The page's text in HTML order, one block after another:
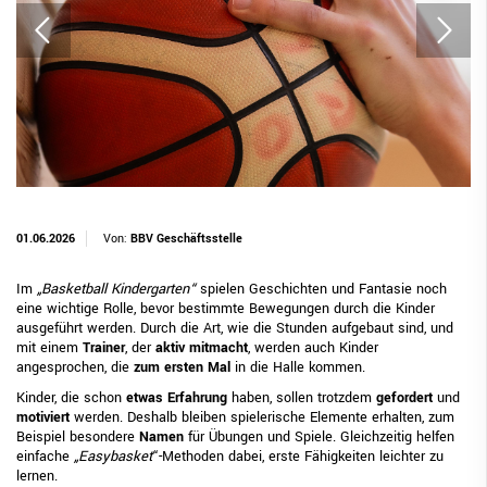
01.06.2026 Von: BBV Geschäftsstelle
Im „Basketball Kindergarten“spielen Geschichten und Fantasie noch
eine wichtige Rolle, bevor bestimmte Bewegungen durch die Kinder
ausgeführt werden. Durch die Art, wie die Stunden aufgebaut sind, und
mit einem Trainer, deraktiv mitmacht, werden auch Kinder
angesprochen, die zum ersten Mal in die Halle kommen.
Kinder, die schon etwas Erfahrung haben, sollen trotzdem gefordert und
motiviert werden. Deshalb bleiben spielerische Elemente erhalten, zum
Beispiel besondere Namen für Übungen und Spiele. Gleichzeitig helfen
einfache „Easybasket“-Methoden dabei, erste Fähigkeiten leichter zu
lernen.